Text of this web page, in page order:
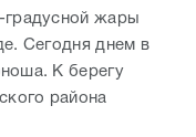
градусной жары
Сегодня днем в
К берегу
района